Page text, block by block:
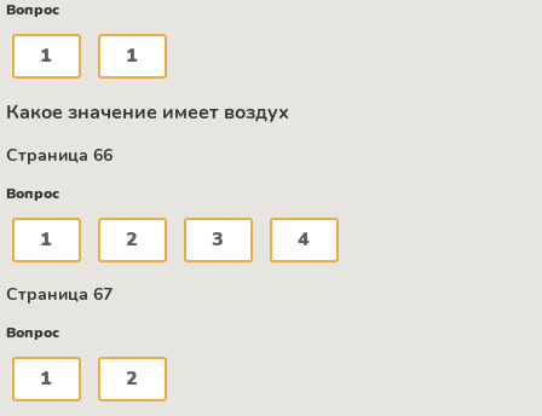
Вопрос
1 1
Какое значение имеет воздух
Страница 66
Вопрос
1 2 3 4
Страница 67
Вопрос
1 2